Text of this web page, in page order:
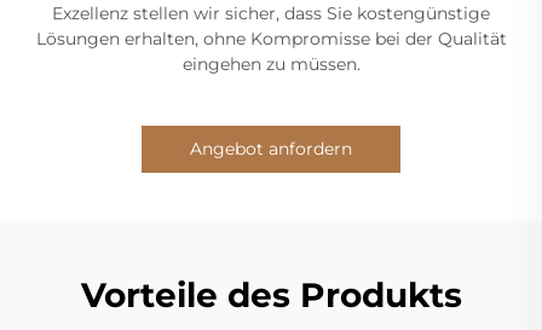
Exzellenz stellen wir sicher, dass Sie kostengünstige
Lösungen erhalten, ohne Kompromisse bei der Qualität
eingehen zu müssen.
Angebot anfordern
Vorteile des Produkts